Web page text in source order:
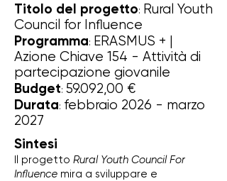
Titolo del progetto: Rural Youth
Council for Influence
Programma: ERASMUS + |
Azione Chiave 154 - Attività di
partecipazione giovanile
Budget: 59.092,00 €
Durata: febbraio 2026 - marzo
2027
Sintesi
Il progetto Rural Youth Council For
Influence mira a sviluppare e